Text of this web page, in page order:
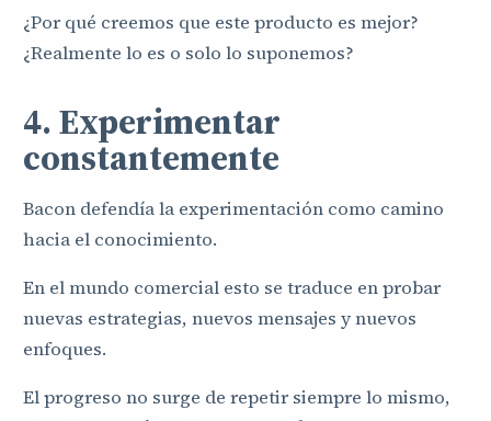
¿Por qué creemos que este producto es mejor?
¿Realmente lo es o solo lo suponemos?
4. Experimentar
constantemente
Bacon defendía la experimentación como camino
hacia el conocimiento.
En el mundo comercial esto se traduce en probar
nuevas estrategias, nuevos mensajes y nuevos
enfoques.
El progreso no surge de repetir siempre lo mismo,